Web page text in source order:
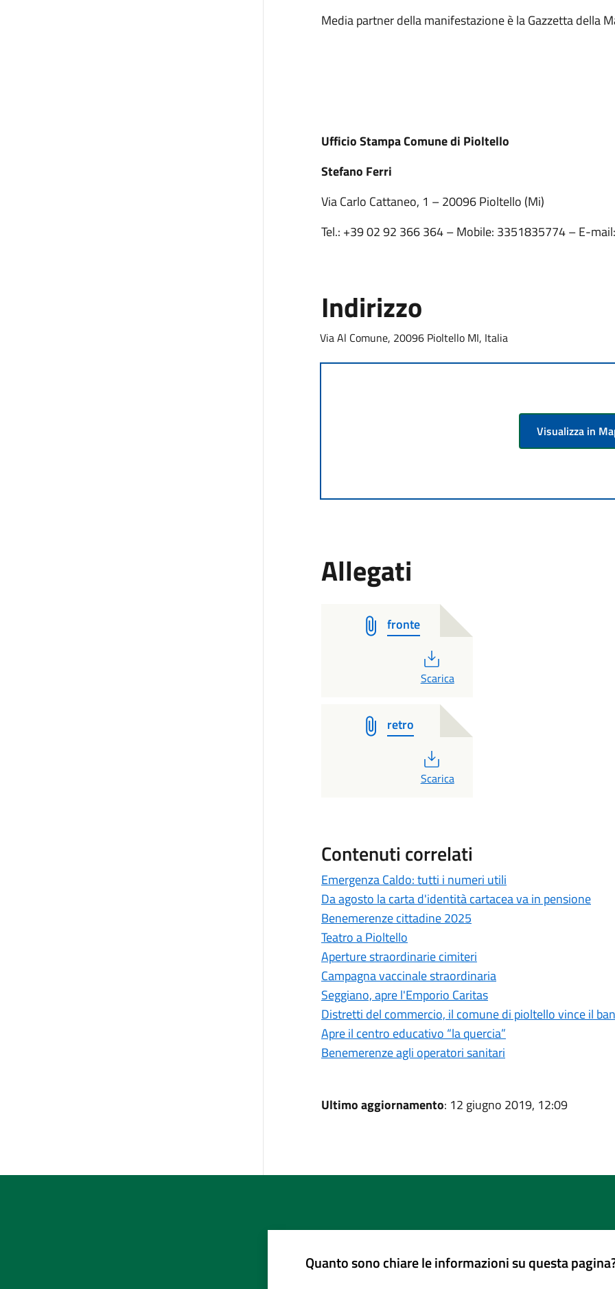
Media partner della manifestazione è la Gazzetta della
Ufficio Stampa Comune di Pioltello
Stefano Ferri
Via Carlo Cattaneo, 1 – 20096 Pioltello (Mi)
Tel.: +39 02 92 366 364 – Mobile: 3351835774 – E-
Indirizzo
Via Al Comune, 20096 Pioltello MI, Italia
Visualizza in
Allegati
fronte
PDF
Scarica
retro
PDF
Scarica
Contenuti correlati
Emergenza Caldo: tutti i numeri utili
Da agosto la carta d'identità cartacea va in pensione
Benemerenze cittadine 2025
Teatro a Pioltello
Aperture straordinarie cimiteri
Campagna vaccinale straordinaria
Seggiano, apre l'Emporio Caritas
Distretti del commercio, il comune di pioltello vince il
Apre il centro educativo “la quercia”
Benemerenze agli operatori sanitari
Ultimo aggiornamento: 12 giugno 2019, 12:09
Quanto sono chiare le informazioni su questa